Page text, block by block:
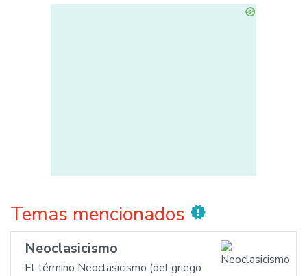
Temas mencionados new_releases
Neoclasicismo
El término Neoclasicismo (del griego